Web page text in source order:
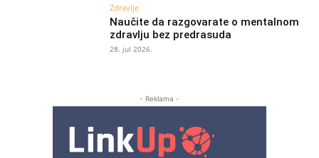
Zdravlje
Naučite da razgovarate o mentalnom
zdravlju bez predrasuda
28. jul 2026.
- Reklama -